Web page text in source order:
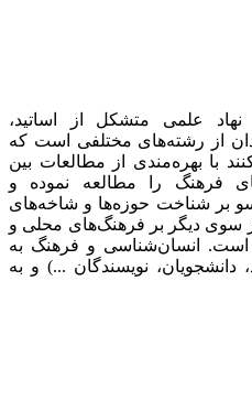
علمی متشکل از اساتید،
از رشته‌های مختلفی است که
با بهره‌مندی از مطالعات بین
فرهنگ را مطالعه نموده و
بر شناخت حوزه‌ها و شاخه‌های
سوی دیگر بر فرهنگ‌های محلی و
است. انسان‌شناسی و فرهنگ به
نویسندگان ...) و به